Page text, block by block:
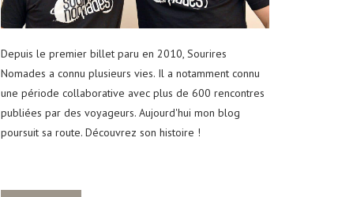
Depuis le premier billet paru en 2010, Sourires
Nomades a connu plusieurs vies. Il a notamment connu
une période collaborative avec plus de 600 rencontres
publiées par des voyageurs. Aujourd'hui mon blog
poursuit sa route. Découvrez son histoire !